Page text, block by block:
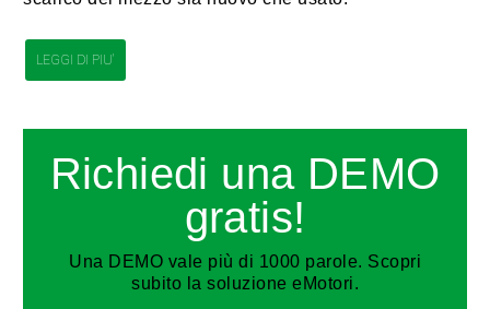
LEGGI DI PIU'
Richiedi una DEMO
gratis!
Una DEMO vale più di 1000 parole. Scopri
subito la soluzione eMotori.